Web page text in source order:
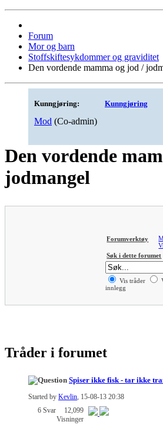
Forum
Mor og barn
Stoffskiftesykdommer og graviditet
Den vordende mamma og jod /
Kunngjøring: Kunngjøring
Mod (Co-admin)
Den vordende
jodmangel
Forumverktøy
Søk i dette forumet
Vis tråder
innlegg
Tråder i forumet
Spiser ikke fisk - tar ikke
Started by Kevlin , 15-08-13 20:38
6 Svar
12,099
Visninger